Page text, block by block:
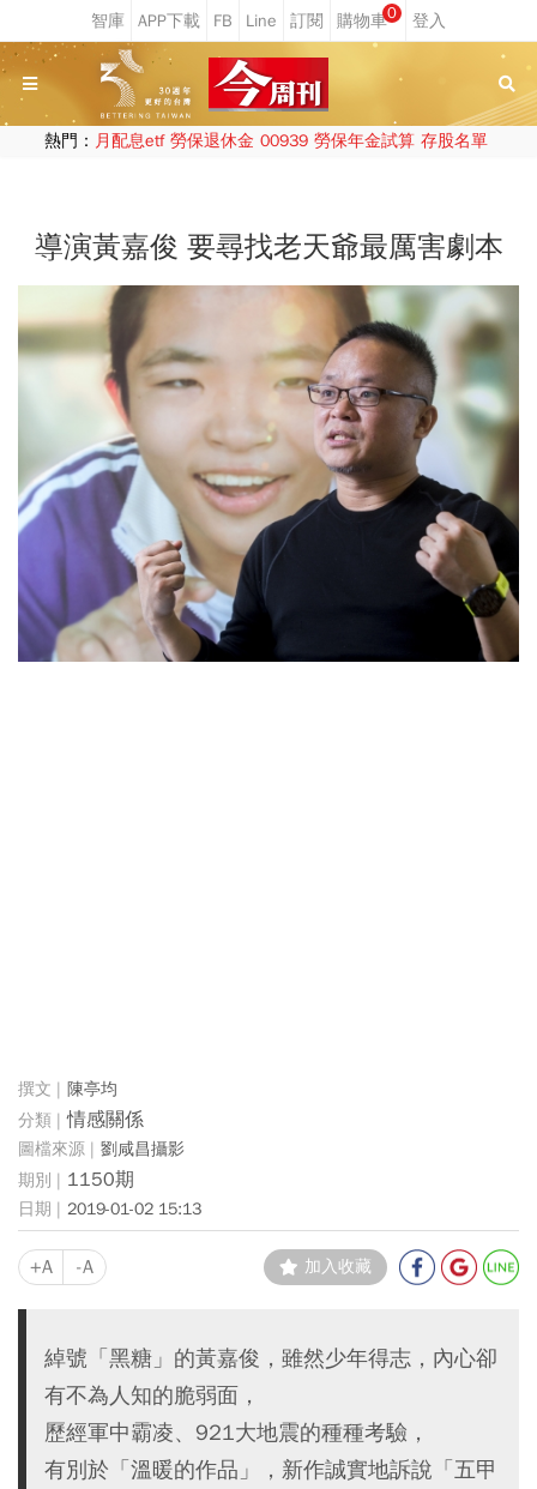
0
熱門： 月配息etf 勞保退休金 00939 勞保年金試算 存股名單
導演黃嘉俊 要尋找老天爺最厲害劇本
陳亭均
情感關係
劉咸昌攝影
1150期
2019-01-02 15:13
+A -A 加入收藏
綽號「黑糖」的黃嘉俊，雖然少年得志，內心卻
有不為人知的脆弱面，
歷經軍中霸凌、921大地震的種種考驗，
有別於「溫暖的作品」，新作誠實地訴說「五甲